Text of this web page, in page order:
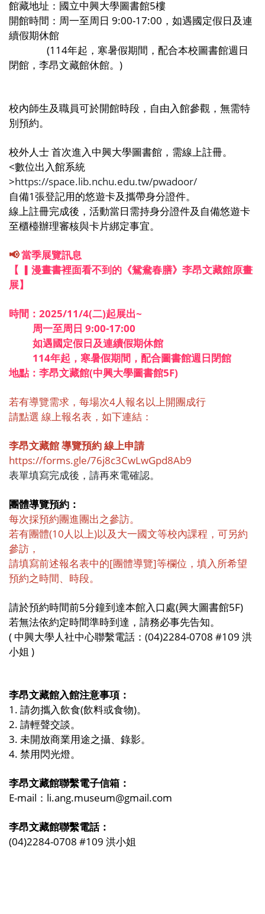
館藏地址：國立中興大學圖書館5樓
開館時間：周一至周日 9:00-17:00 ，如遇國定假日及連
續假期休館
(114年起，寒暑假期間，配合本校圖書館週日
閉館，李昂文藏館休館。)
校內師生及職員可於開館時段，自由入館參觀，無需特
別預約。
校外人士 首次進入中興大學圖書館，需線上註冊。
<數位出入館系統
>https://space.lib.nchu.edu.tw/pwadoor/
自備1張登記用的悠遊卡及攜帶身分證件。
線上註冊完成後，活動當日需持身分證件及自備悠遊卡
至櫃檯辦理審核與卡片綁定事宜。
📢當季展覽訊息
【 ▎漫晝書裡面看不到的《鴛鴦春膳》李昂文藏館原畫
展】
時間：2025/11/4(二)起展出~
周一至周日 9:00-17:00
如遇國定假日及連續假期休館
114年起，寒暑假期間，配合圖書館週日閉館
地點：李昂文藏館(中興大學圖書館5F)
若有導覽需求， 每場次4人報名以上開團成行
請點選 線上報名表，如下連結：
李昂文藏館 導覽預約 線上申請
https://forms.gle/76j8c3CwLwGpd8Ab9
表單填寫完成後，請再來電確認。
團體導覽預約：
每次採預約團進團出之參訪。
若有團體(10人以上)以及大一國文等校內課程，可另約
參訪，
請填寫前述報名表中的[團體導覽]等欄位， 填入所希望
預約之時間、時段。
請於預約時間前5分鐘到達本館入口處(興大圖書館5F)
若無法依約定時間準時到達，請務必事先告知。
( 中興大學人社中心聯繫電話 ：(04)2284-0708 #109 洪
小姐 )
李昂文藏館入館注意事項：
1. 請勿攜入飲食(飲料或食物)。
2. 請輕聲交談。
3. 未開放商業用途之攝、錄影。
4. 禁用閃光燈。
李昂文藏館聯繫電子信箱：
E-mail ：li.ang.museum@gmail.com
李昂文藏館聯繫電話：
(04)2284-0708 #109 洪小姐